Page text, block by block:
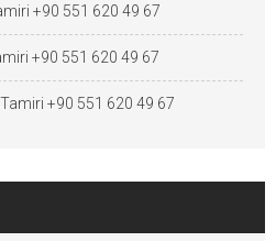
+90 551 620 49 67
+90 551 620 49 67
+90 551 620 49 67